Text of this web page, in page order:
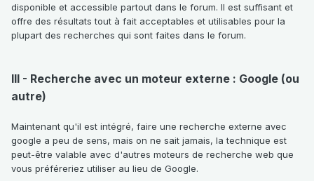
disponible et accessible partout dans le forum. Il est suffisant et
offre des résultats tout à fait acceptables et utilisables pour la
plupart des recherches qui sont faites dans le forum.
III - Recherche avec un moteur externe : Google (ou
autre)
Maintenant qu'il est intégré, faire une recherche externe avec
google a peu de sens, mais on ne sait jamais, la technique est
peut-être valable avec d'autres moteurs de recherche web que
vous préféreriez utiliser au lieu de Google.